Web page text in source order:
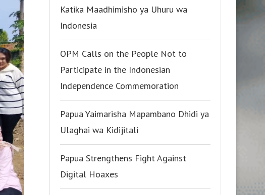
Katika Maadhimisho ya Uhuru wa
Indonesia
OPM Calls on the People Not to
Participate in the Indonesian
Independence Commemoration
Papua Yaimarisha Mapambano Dhidi ya
Ulaghai wa Kidijitali
Papua Strengthens Fight Against
Digital Hoaxes